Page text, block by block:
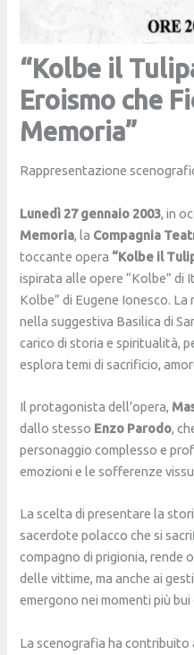
“Kolbe il
Eroismo che
Memoria”
Rappresentazione
Lunedì 27 gennaio 2003, in
Memoria, la Compagnia
toccante opera “Kolbe il
ispirata alle opere “Kolbe” di
Kolbe” di Eugene Ionesco.
nella suggestiva Basilica di
carico di storia e spiritualità,
esplora temi di sacrificio,
Il protagonista dell’opera,
dallo stesso Enzo Parodo,
personaggio complesso e
emozioni e le sofferenze
La scelta di presentare la
sacerdote polacco che si
compagno di prigionia, rende
delle vittime, ma anche ai
emergono nei momenti più
La scenografia ha contribuito